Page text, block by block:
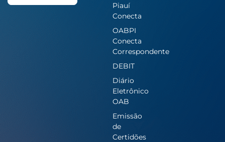
Piauí
Conecta
OABPI
Conecta
Correspondente
DEBIT
Diário
Eletrônico
OAB
Emissão
de
Certidões